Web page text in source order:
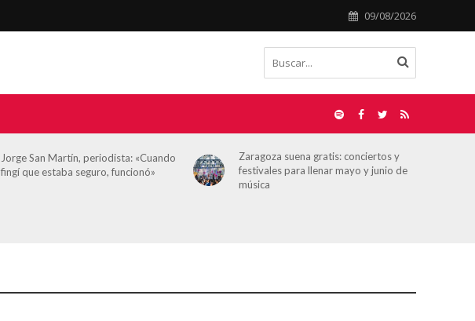
09/08/2026
Zaragoza suena gratis: conciertos y
festivales para llenar mayo y junio de
Álvaro Sierra, director de
HOY ARAGÓN: “No estamos en una
situación límite, pero sí en un momento